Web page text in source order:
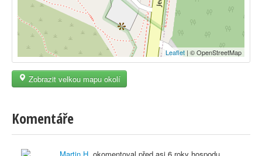
Leaflet | © OpenStreetMap
Zobrazit velkou mapu okolí
Komentáře
Martin H. okomentoval před asi 6 roky hospodu